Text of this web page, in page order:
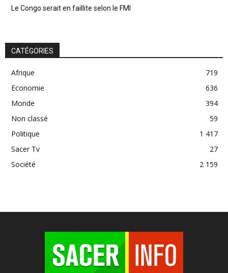
Le Congo serait en faillite selon le FMI
CATÉGORIES
Afrique
719
Economie
636
Monde
394
Non classé
59
Politique
1 417
Sacer Tv
27
Société
2 159